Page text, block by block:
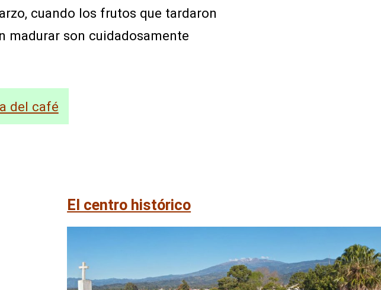
cuando los frutos que tardaron
madurar son cuidadosamente
del café
El centro histórico